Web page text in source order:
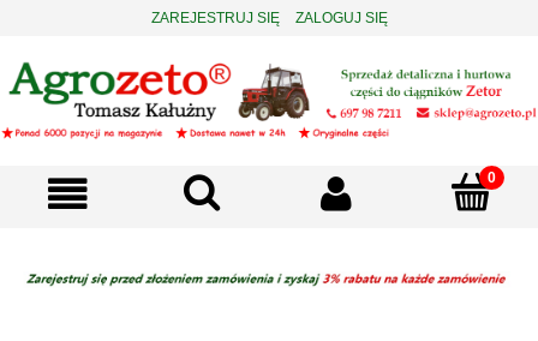
ZAREJESTRUJ SIĘ ZALOGUJ SIĘ